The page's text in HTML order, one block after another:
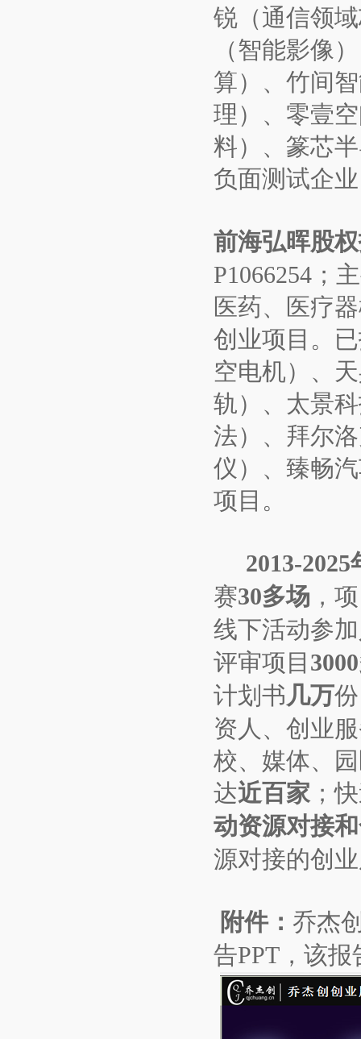
锐（通信领
（智能影像
算）、竹间
理）、零壹
料）、篆芯
负面测试企
前海弘晖股
P1066254；
医药、医疗
创业项目。
空电机）、
轨）、太景
法）、拜尔
仪）、臻畅
项目。
2013-2025
赛30多场 ，
线下活动参
评审项目
计划书几万
资人、创业
校、媒体、
达近百家；
动资源对接
源对接的创
附件： 乔杰
告PPT，该